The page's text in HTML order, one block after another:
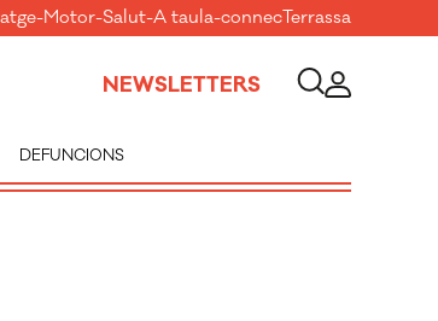
-Motor-Salut-A taula-connecTerrassa
NEWSLETTERS
DEFUNCIONS